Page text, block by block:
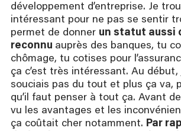
développement d’entreprise. Je
intéressant pour ne pas se sentir
permet de donner un statut aussi
reconnu auprès des banques, tu
chômage, tu cotises pour
ça c’est très intéressant. Au début,
souciais pas du tout et plus ça va,
qu’il faut penser à tout ça. Avant de
vu les avantages et les
ça coûtait cher notamment. Par